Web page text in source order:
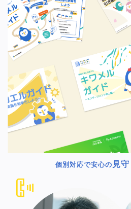
個別対応で安心の 見